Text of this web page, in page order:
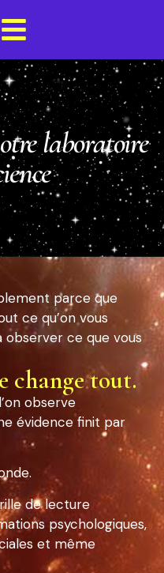
laboratoire
parce que
ce qu’on vous
ce que vous
change tout.
observe
évidence finit par
de lecture
psychologiques,
et même